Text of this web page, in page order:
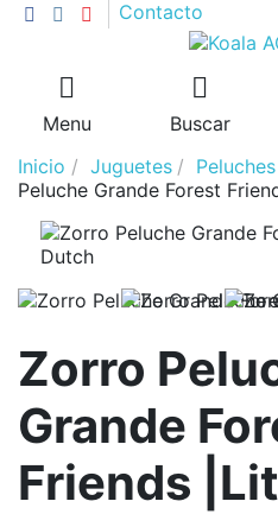
Contacto
Menu Buscar
Inicio
Juguetes
Peluche Grande Forest
Zorro
Grande
Friends